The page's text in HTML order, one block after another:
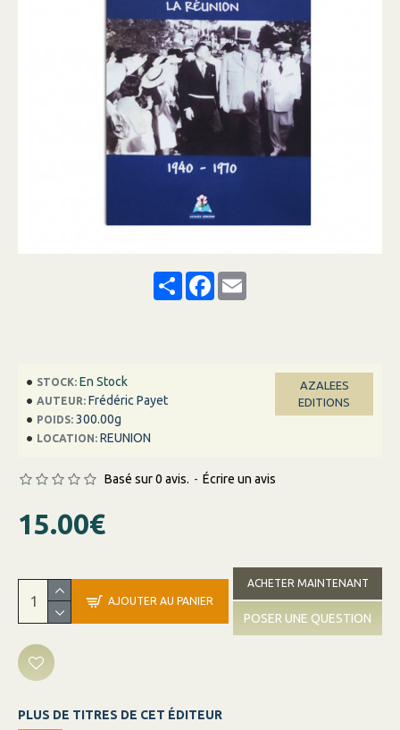
ShareFacebook
Email
STOCK: En Stock
AUTEUR: Frédéric Payet
POIDS: 300.00g
LOCATION: REUNION
AZALEES
EDITIONS
Basé sur 0 avis. - Écrire un avis
15.00€
AJOUTER AU PANIER
ACHETER MAINTENANT
POSER UNE QUESTION
PLUS DE TITRES DE CET ÉDITEUR